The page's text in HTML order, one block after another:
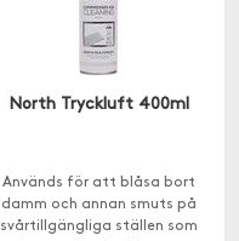
North Tryckluft 400ml
Används för att blåsa bort
damm och annan smuts på
svårtillgängliga ställen som